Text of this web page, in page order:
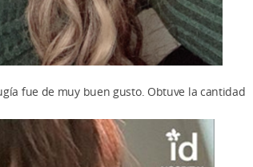
fue de muy buen gusto. Obtuve la cantidad